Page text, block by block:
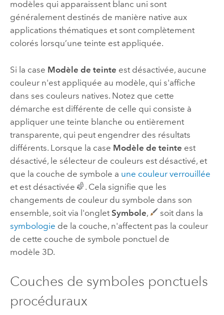
modèles qui apparaissent blanc uni sont
généralement destinés de manière native aux
applications thématiques et sont complètement
colorés lorsqu’une teinte est appliquée.
Si la case Modèle de teinte est désactivée, aucune
couleur n'est appliquée au modèle, qui s'affiche
dans ses couleurs natives. Notez que cette
démarche est différente de celle qui consiste à
appliquer une teinte blanche ou entièrement
transparente, qui peut engendrer des résultats
différents. Lorsque la case Modèle de teinte est
désactivé, le sélecteur de couleurs est désactivé, et
que la couche de symbole a une couleur verrouillée
et est désactivée
. Cela signifie que les
changements de couleur du symbole dans son
ensemble, soit via l'onglet Symbole,
soit dans la
symbologie de la couche, n'affectent pas la couleur
de cette couche de symbole ponctuel de
modèle 3D.
Couches de symboles ponctuels
procéduraux